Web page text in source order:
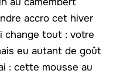
accro cet hiver
change tout : votre
eu autant de goût
: cette mousse au